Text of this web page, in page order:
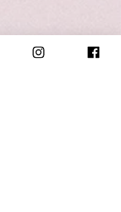
球が滅びるなら何をする